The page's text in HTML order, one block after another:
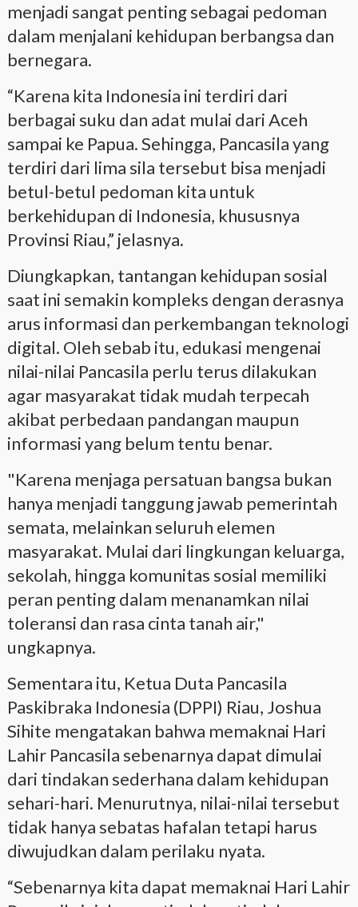
menjadi sangat penting sebagai pedoman
dalam menjalani kehidupan berbangsa dan
bernegara.
“Karena kita Indonesia ini terdiri dari
berbagai suku dan adat mulai dari Aceh
sampai ke Papua. Sehingga, Pancasila yang
terdiri dari lima sila tersebut bisa menjadi
betul-betul pedoman kita untuk
berkehidupan di Indonesia, khususnya
Provinsi Riau,” jelasnya.
Diungkapkan, tantangan kehidupan sosial
saat ini semakin kompleks dengan derasnya
arus informasi dan perkembangan teknologi
digital. Oleh sebab itu, edukasi mengenai
nilai-nilai Pancasila perlu terus dilakukan
agar masyarakat tidak mudah terpecah
akibat perbedaan pandangan maupun
informasi yang belum tentu benar.
"Karena menjaga persatuan bangsa bukan
hanya menjadi tanggung jawab pemerintah
semata, melainkan seluruh elemen
masyarakat. Mulai dari lingkungan keluarga,
sekolah, hingga komunitas sosial memiliki
peran penting dalam menanamkan nilai
toleransi dan rasa cinta tanah air,"
ungkapnya.
Sementara itu, Ketua Duta Pancasila
Paskibraka Indonesia (DPPI) Riau, Joshua
Sihite mengatakan bahwa memaknai Hari
Lahir Pancasila sebenarnya dapat dimulai
dari tindakan sederhana dalam kehidupan
sehari-hari. Menurutnya, nilai-nilai tersebut
tidak hanya sebatas hafalan tetapi harus
diwujudkan dalam perilaku nyata.
“Sebenarnya kita dapat memaknai Hari Lahir